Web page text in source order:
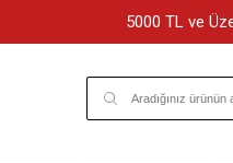
5000 TL ve